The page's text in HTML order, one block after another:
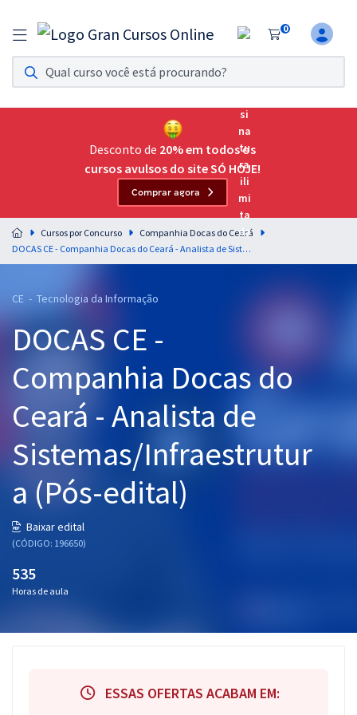
0
Assinatura Ilimitada 11
Acesso a todos os cursos. Teste grátis por 7 dias!
Assinatura OAB Até Passar
Acesso ilimitado a toda preparação para o Exame da
Residências Multiprofissionais
Preparação completa e intensiva para as principais
residências em saúde do Brasil
Cursos 20% OFF
Pós
Graduação
OAB
Mentorias
Questões grátis
Blog
Desconto de 20% em todos os
cursos avulsos do site SÓ HOJE!
Comprar agora
Cursos por Concurso
Companhia Docas do Ceará
DOCAS CE - Companhia Docas do Ceará - Analista de Sistemas/Infraestrutura (Pós-edital)
CE - Tecnologia da Informação
DOCAS CE -
Companhia Docas do
Ceará - Analista de
Sistemas/Infraestrutur
a (Pós-edital)
Baixar edital
(CÓDIGO: 196650)
535
Horas de aula
ESSAS OFERTAS ACABAM EM: